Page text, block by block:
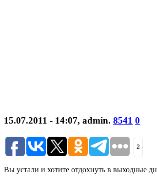
15.07.2011 - 14:07, admin. 8541 0
2
Вы устали и хотите отдохнуть в выходные